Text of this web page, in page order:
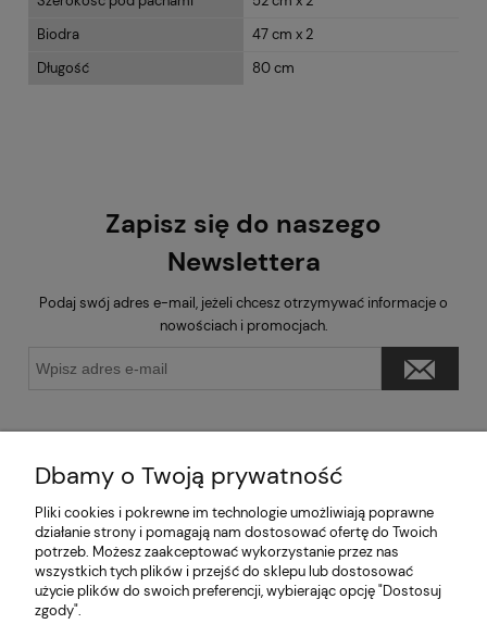
Biodra
47 cm x 2
Długość
80 cm
Zapisz się do naszego
Newslettera
Podaj swój adres e-mail, jeżeli chcesz otrzymywać informacje o
nowościach i promocjach.
Pomoc
Moje konto
Dbamy o Twoją prywatność
Pliki cookies i pokrewne im technologie umożliwiają poprawne
działanie strony i pomagają nam dostosować ofertę do Twoich
potrzeb. Możesz zaakceptować wykorzystanie przez nas
wszystkich tych plików i przejść do sklepu lub dostosować
użycie plików do swoich preferencji, wybierając opcję "Dostosuj
zgody".